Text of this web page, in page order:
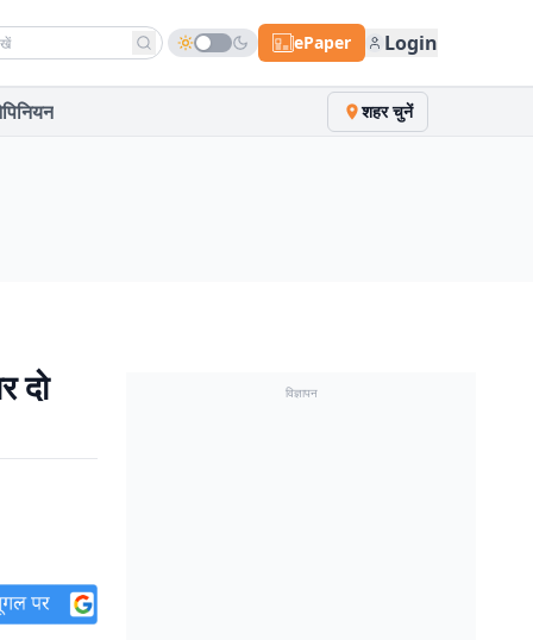
news ePaper Login
शहर चुनें
दो
विज्ञापन